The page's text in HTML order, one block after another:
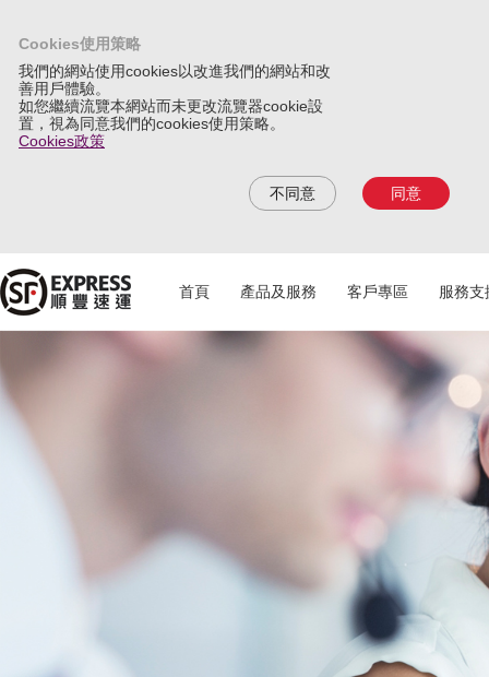
Cookies使用策略
我們的網站使用cookies以改進我們的網站和改
善用戶體驗。
如您繼續流覽本網站而未更改流覽器cookie設
置，視為同意我們的cookies使用策略。
Cookies政策
不同意 同意
首頁 產品及服務 客戶專區 服務支